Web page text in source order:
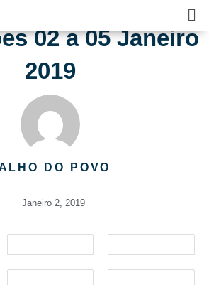
02 a 05 Janeiro
2019
DO POVO
Janeiro 2, 2019